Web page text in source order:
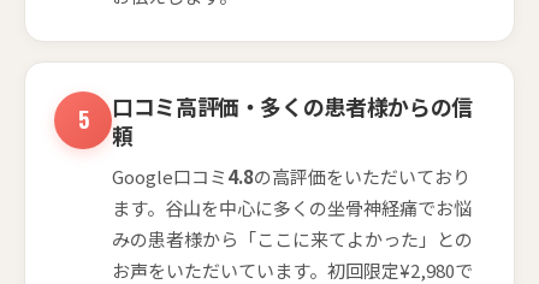
口コミ高評価・多くの患者様からの信
頼
Google口コミ4.8の高評価をいただいており
ます。谷山を中心に多くの坐骨神経痛でお悩
みの患者様から「ここに来てよかった」との
お声をいただいています。初回限定¥2,980で